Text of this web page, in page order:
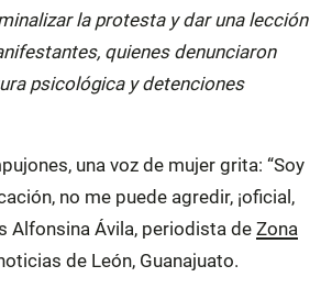
la protesta y dar una lección
quienes denunciaron
psicológica y detenciones
una voz de mujer grita: “Soy
no me puede agredir, ¡oficial,
Alfonsina Ávila, periodista de Zona
de León, Guanajuato.